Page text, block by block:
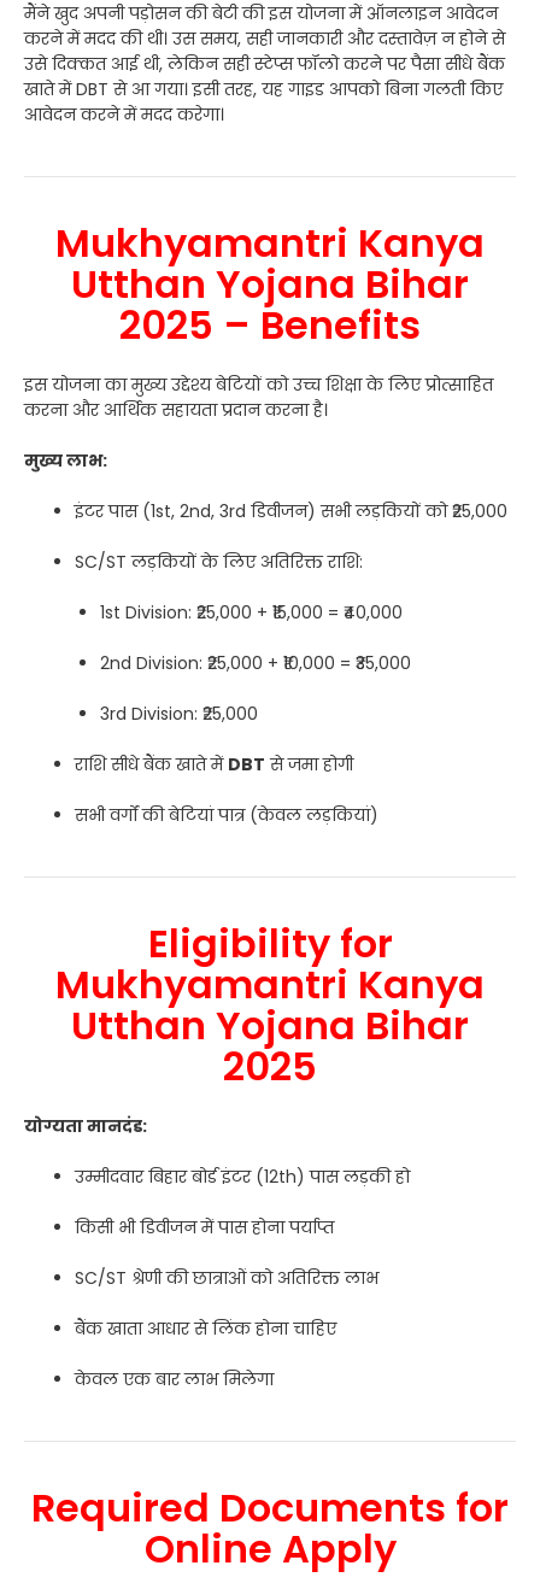
मैंने खुद अपनी पड़ोसन की बेटी की इस योजना में ऑनलाइन आवेदन
करने में मदद की थी। उस समय, सही जानकारी और दस्तावेज़ न होने से
उसे दिक्कत आई थी, लेकिन सही स्टेप्स फॉलो करने पर पैसा सीधे बैंक
खाते में DBT से आ गया। इसी तरह, यह गाइड आपको बिना गलती किए
आवेदन करने में मदद करेगा।
Mukhyamantri Kanya
Utthan Yojana Bihar
2025 – Benefits
इस योजना का मुख्य उद्देश्य बेटियों को उच्च शिक्षा के लिए प्रोत्साहित
करना और आर्थिक सहायता प्रदान करना है।
मुख्य लाभ:
इंटर पास (1st, 2nd, 3rd डिवीजन) सभी लड़कियों को ₹25,000
SC/ST लड़कियों के लिए अतिरिक्त राशि:
1st Division: ₹25,000 + ₹15,000 = ₹40,000
2nd Division: ₹25,000 + ₹10,000 = ₹35,000
3rd Division: ₹25,000
राशि सीधे बैंक खाते में DBT से जमा होगी
सभी वर्गों की बेटियां पात्र (केवल लड़कियां)
Eligibility for
Mukhyamantri Kanya
Utthan Yojana Bihar
2025
योग्यता मानदंड:
उम्मीदवार बिहार बोर्ड इंटर (12th) पास लड़की हो
किसी भी डिवीजन में पास होना पर्याप्त
SC/ST श्रेणी की छात्राओं को अतिरिक्त लाभ
बैंक खाता आधार से लिंक होना चाहिए
केवल एक बार लाभ मिलेगा
Required Documents for
Online Apply